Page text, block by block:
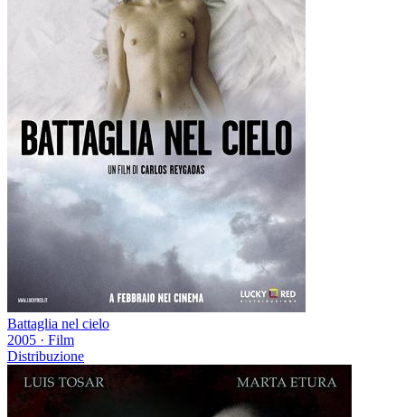
Battaglia nel cielo
2005 · Film
Distribuzione